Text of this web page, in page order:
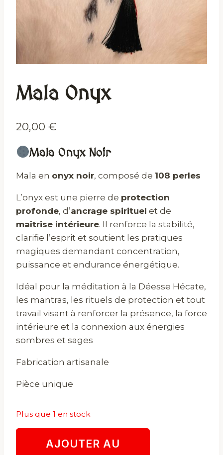
Mala Onyx
20,00 €
Mala Onyx Noir
Mala en onyx noir, composé de 108 perles
L’onyx est une pierre de protection
profonde, d’ancrage spirituel et de
maîtrise intérieure. Il renforce la stabilité,
clarifie l’esprit et soutient les pratiques
magiques demandant concentration,
puissance et endurance énergétique.
Idéal pour la méditation à la Déesse Hécate,
les mantras, les rituels de protection et tout
travail visant à renforcer la présence, la force
intérieure et la connexion aux énergies
sombres et sages
Fabrication artisanale
Pièce unique
Plus que 1 en stock
quantité
AJOUTER AU